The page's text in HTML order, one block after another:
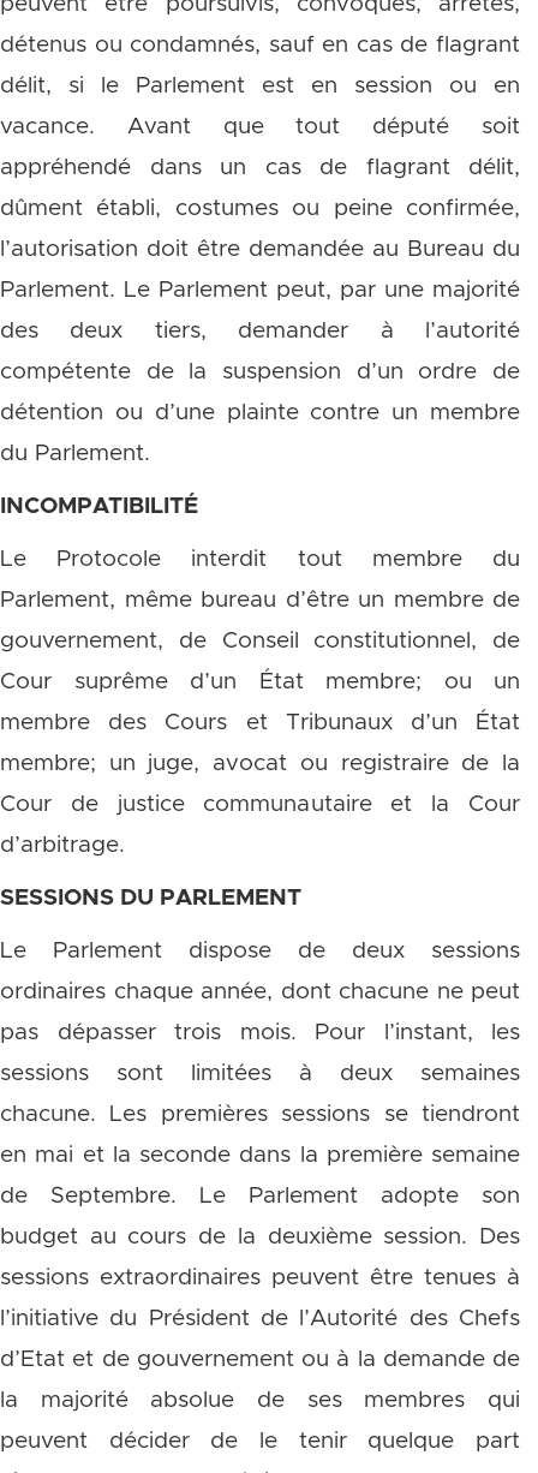
détenus ou condamnés, sauf en cas de flagrant
délit, si le Parlement est en session ou en
vacance. Avant que tout député soit
appréhendé dans un cas de flagrant délit,
dûment établi, costumes ou peine confirmée,
l’autorisation doit être demandée au Bureau du
Parlement. Le Parlement peut, par une majorité
des deux tiers, demander à l’autorité
compétente de la suspension d’un ordre de
détention ou d’une plainte contre un membre
du Parlement.
INCOMPATIBILITÉ
Le Protocole interdit tout membre du
Parlement, même bureau d’être un membre de
gouvernement, de Conseil constitutionnel, de
Cour suprême d’un État membre; ou un
membre des Cours et Tribunaux d’un État
membre; un juge, avocat ou registraire de la
Cour de justice communautaire et la Cour
d’arbitrage.
SESSIONS DU PARLEMENT
Le Parlement dispose de deux sessions
ordinaires chaque année, dont chacune ne peut
pas dépasser trois mois. Pour l’instant, les
sessions sont limitées à deux semaines
chacune. Les premières sessions se tiendront
en mai et la seconde dans la première semaine
de Septembre. Le Parlement adopte son
budget au cours de la deuxième session. Des
sessions extraordinaires peuvent être tenues à
l’initiative du Président de l’Autorité des Chefs
d’Etat et de gouvernement ou à la demande de
la majorité absolue de ses membres qui
peuvent décider de le tenir quelque part